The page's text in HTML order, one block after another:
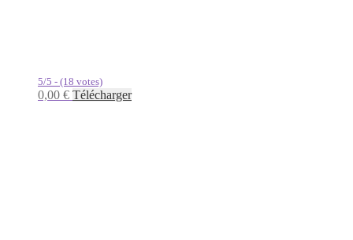
5/5 - (18 votes)
0,00 € Télécharger